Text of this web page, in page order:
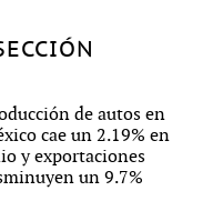
de autos en
cae un 2.19% en
y exportaciones
un 9.7%